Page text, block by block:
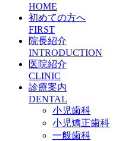
HOME
初めての方へ
FIRST
院長紹介
INTRODUCTION
医院紹介
CLINIC
診療案内
DENTAL
小児歯科
小児矯正歯科
一般歯科